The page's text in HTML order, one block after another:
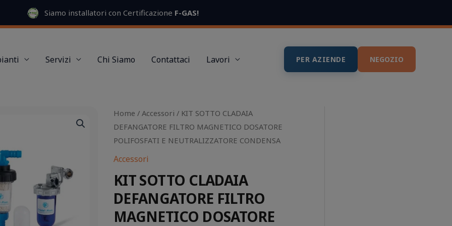
Siamo installatori con Certificazione F-GAS!
Servizi Chi Siamo Contattaci Lavori PER AZIENDE NEGOZIO
Home / Accessori / KIT SOTTO CLADAIA
DEFANGATORE FILTRO MAGNETICO DOSATORE
POLIFOSFATI E NEUTRALIZZATORE CONDENSA
Accessori
KIT SOTTO CLADAIA
DEFANGATORE FILTRO
MAGNETICO DOSATORE
Il
prezzo
originale
era:
150,00 €.
Il
prezzo
attuale
è:
70,00 €.